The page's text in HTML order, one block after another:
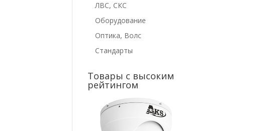
ЛВС, СКС
Оборудование
Оптика, Волс
Стандарты
Товары с высоким
рейтингом